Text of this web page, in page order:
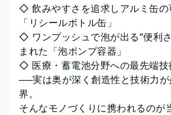
◇ 飲みやすさを追求しアルミ缶の
「リシールボトル缶」
◇ ワンプッシュで泡が出る“便利
まれた「泡ポンプ容器」
◇ 医療・蓄電池分野への最先端技
──実は奥が深く創造性と技術力
界。
そんなモノづくりに携われるのが